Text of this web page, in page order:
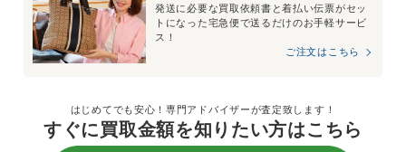
発送に必要な買取依頼書と着払い伝票がセッ
トになった宅急便で送るだけのお手軽サービ
ス！
ご注文はこちら
はじめてでも安心！専門アドバイザーが査定致します！
すぐに買取金額を知りたい方はこちら